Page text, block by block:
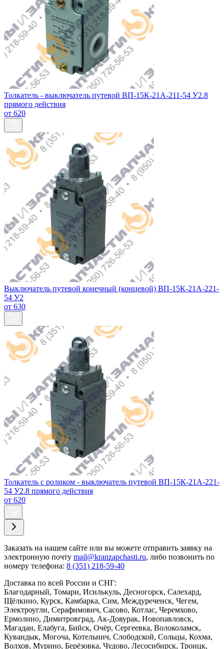
Толкатель - выключатель путевой ВП-15К-21А-211-54 У2.8
прямого действия
от 620
Выключатель путевой конечный (концевой) ВП-15К-21А-221-
54 У2
от 630
Толкатель с роликом - выключатель путевой ВП-15К-21А-221-
54 У2.8 прямого действия
от 620
Заказать на нашем сайте или вы можете отправить заявку на
электронную почту mail@kranzapchasti.ru, либо позвонить по
номеру телефона: 8 (351) 218-59-40
Доставка по всей России и СНГ:
Благодарный, Томари, Исилькуль, Десногорск, Салехард,
Щёлкино, Курск, Камбарка, Сим, Междуреченск, Чегем,
Электроугли, Серафимович, Сасово, Котлас, Черемхово,
Ермолино, Димитровград, Ак-Довурак, Новопавловск,
Магадан, Елабуга, Бийск, Очёр, Сергеевка, Волоколамск,
Кувандык, Могоча, Котельнич, Слободской, Сольцы, Кохма,
Волхов, Мурино, Берёзовка, Чудово, Лесосибирск, Троицк,